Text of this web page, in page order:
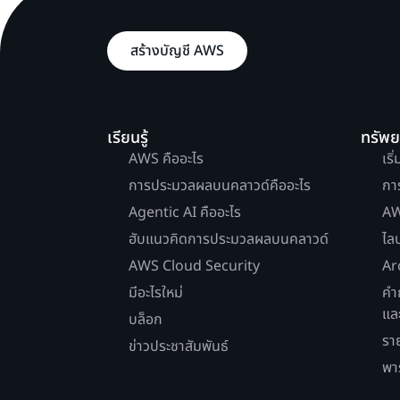
สร้างบัญชี AWS
เรียนรู้
AWS คืออะไร
การประมวลผลบนคลาวด์คืออะไร
Agentic AI คืออะไร
ฮับแนวคิดการประมวลผลบนคลาวด์
AWS Cloud Security
มีอะไรใหม่
บล็อก
ข่าวประชาสัมพันธ์
ทรัพ
เ
ก
ไ
ค
แ
ร
พ